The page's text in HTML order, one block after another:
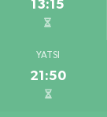
13:15
YATSI
21:50